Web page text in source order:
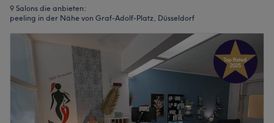
9 Salons die anbieten:
peeling in der Nähe von Graf-Adolf-Platz, Düsseldorf